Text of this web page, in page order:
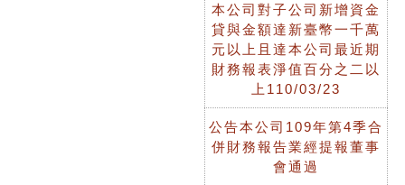
本公司對子公司新增資金
貸與金額達新臺幣一千萬
元以上且達本公司最近期
財務報表淨值百分之二以
上110/03/23
公告本公司109年第4季合
併財務報告業經提報董事
會通過